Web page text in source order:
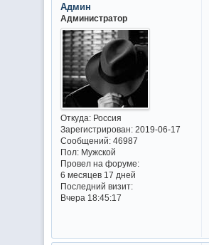
Админ
Администратор
Откуда:Россия
Зарегистрирован: 2019-06-17
Сообщений:46987
Пол:Мужской
Провел на форуме:
6 месяцев 17 дней
Последний визит:
Вчера 18:45:17